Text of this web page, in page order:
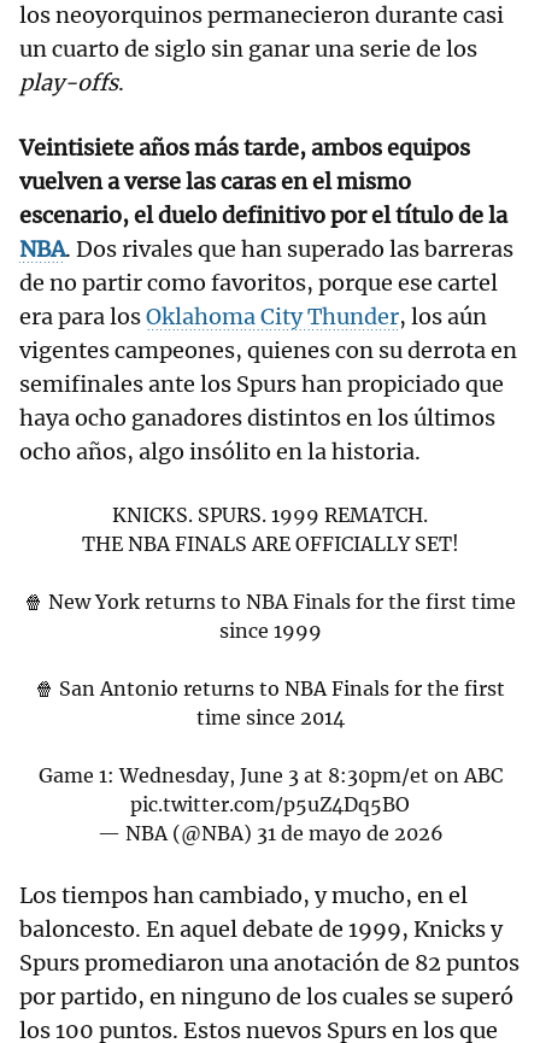
los neoyorquinos permanecieron durante casi
un cuarto de siglo sin ganar una serie de los
play-offs.
Veintisiete años más tarde, ambos equipos
vuelven a verse las caras en el mismo
escenario, el duelo definitivo por el título de la
NBA. Dos rivales que han superado las barreras
de no partir como favoritos, porque ese cartel
era para losOklahoma City Thunder, los aún
vigentes campeones, quienes con su derrota en
semifinales ante los Spurs han propiciado que
haya ocho ganadores distintos en los últimos
ocho años, algo insólito en la historia.
KNICKS. SPURS. 1999 REMATCH.
THE NBA FINALS ARE OFFICIALLY SET!
🍿 New York returns to NBA Finals for the first time
since 1999
🍿 San Antonio returns to NBA Finals for the first
time since 2014
Game 1: Wednesday, June 3 at 8:30pm/et on ABC
pic.twitter.com/p5uZ4Dq5BO
— NBA (@NBA) 31 de mayo de 2026
Los tiempos han cambiado, y mucho, en el
baloncesto. En aquel debate de 1999, Knicks y
Spurs promediaron una anotación de 82 puntos
por partido, en ninguno de los cuales se superó
los 100 puntos. Estos nuevos Spurs en los que